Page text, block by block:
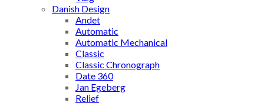
Danish Design
Andet
Automatic
Automatic Mechanical
Classic
Classic Chronograph
Date 360
Jan Egeberg
Relief